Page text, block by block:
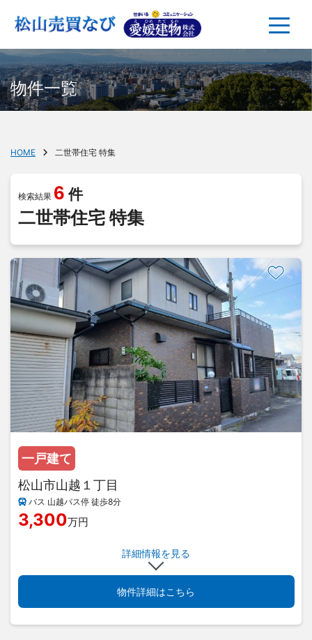
物件一覧
HOME 二世帯住宅 特集
検索結果 6 件
二世帯住宅 特集
一戸建て
松山市山越１丁目
バス 山越バス停 徒歩8分
3,300万円
詳細情報を見る
物件詳細はこちら